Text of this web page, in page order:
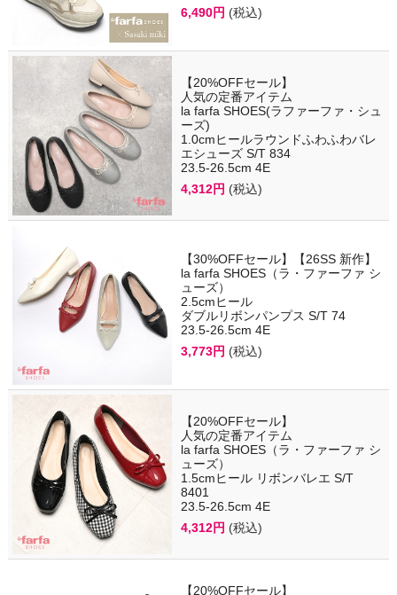
6,490円 (税込)
【20%OFFセール】
人気の定番アイテム
la farfa SHOES(ラファーファ・シュ
ーズ)
1.0cmヒールラウンドふわふわバレ
エシューズ S/T 834
23.5-26.5cm 4E
4,312円 (税込)
【30%OFFセール】【26SS 新作】
la farfa SHOES（ラ・ファーファ シ
ューズ）
2.5cmヒール
ダブルリボンパンプス S/T 74
23.5-26.5cm 4E
3,773円 (税込)
【20%OFFセール】
人気の定番アイテム
la farfa SHOES（ラ・ファーファ シ
ューズ）
1.5cmヒール リボンバレエ S/T
8401
23.5-26.5cm 4E
4,312円 (税込)
【20%OFFセール】